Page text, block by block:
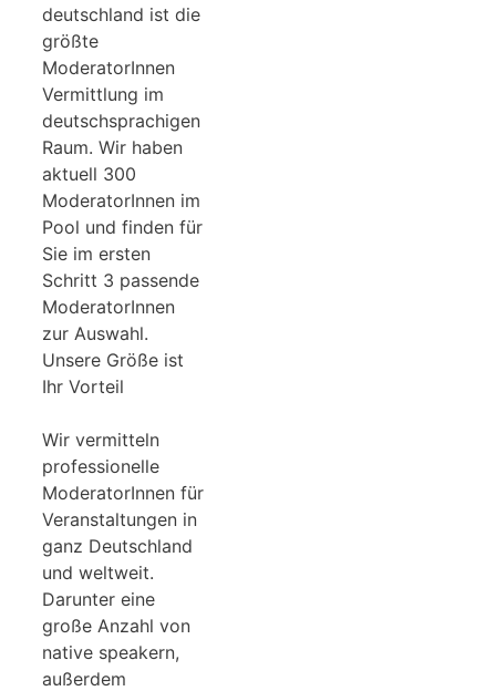
deutschland ist die
größte
ModeratorInnen
Vermittlung im
deutschsprachigen
Raum. Wir haben
aktuell 300
ModeratorInnen im
Pool und finden für
Sie im ersten
Schritt 3 passende
ModeratorInnen
zur Auswahl.
Unsere Größe ist
Ihr Vorteil
Wir vermitteln
professionelle
ModeratorInnen für
Veranstaltungen in
ganz Deutschland
und weltweit.
Darunter eine
große Anzahl von
native speakern,
außerdem